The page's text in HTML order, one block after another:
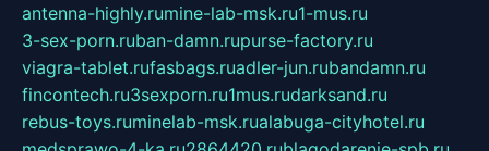
antenna-highly.rumine-lab-msk.ru1-mus.ru
3-sex-porn.ruban-damn.rupurse-factory.ru
viagra-tablet.rufasbags.ruadler-jun.rubandamn.ru
fincontech.ru3sexporn.ru1mus.rudarksand.ru
rebus-toys.ruminelab-msk.rualabuga-cityhotel.ru